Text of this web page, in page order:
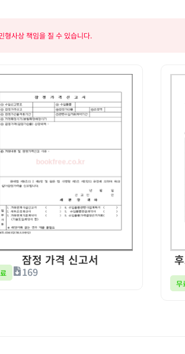
형사상 책임을 질 수 있습니다.
잠정 가격 신고서
169
무